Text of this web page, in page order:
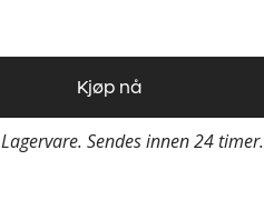
Kjøp nå
Lagervare. Sendes innen 24 timer.